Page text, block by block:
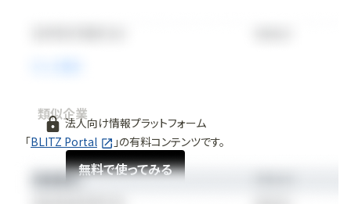
法人向け情報プラットフォーム
「BLITZ Portal 」の有料コンテンツです。
無料で使ってみる
類似企業